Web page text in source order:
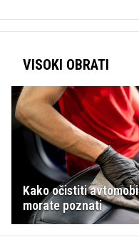
VISOKI OBRATI
Kako očistiti
morate poznati